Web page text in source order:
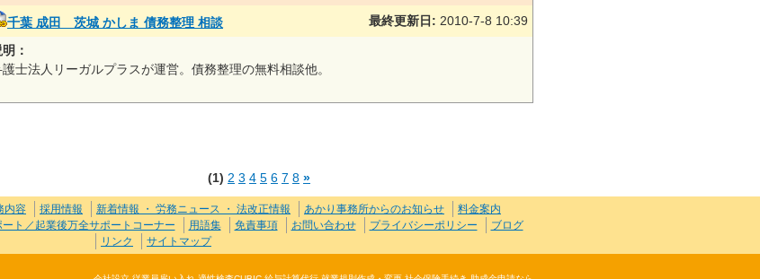
千葉 成田 茨城 かしま 債務整理 相談 最終更新日: 2010-7-8 10:39
：
護士法人リーガルプラスが運営。債務整理の無料相談他。
(1) 2 3 4 5 6 7 8 »
内容 採用情報 新着情報 ・ 労務ニュース ・ 法改正情報 あかり事務所からのお知らせ
料金案内
ト／起業後万全サポートコーナー 用語集 免責事項 お問い合わせ プライバシーポリシー
ブログ
リンク
サイトマップ